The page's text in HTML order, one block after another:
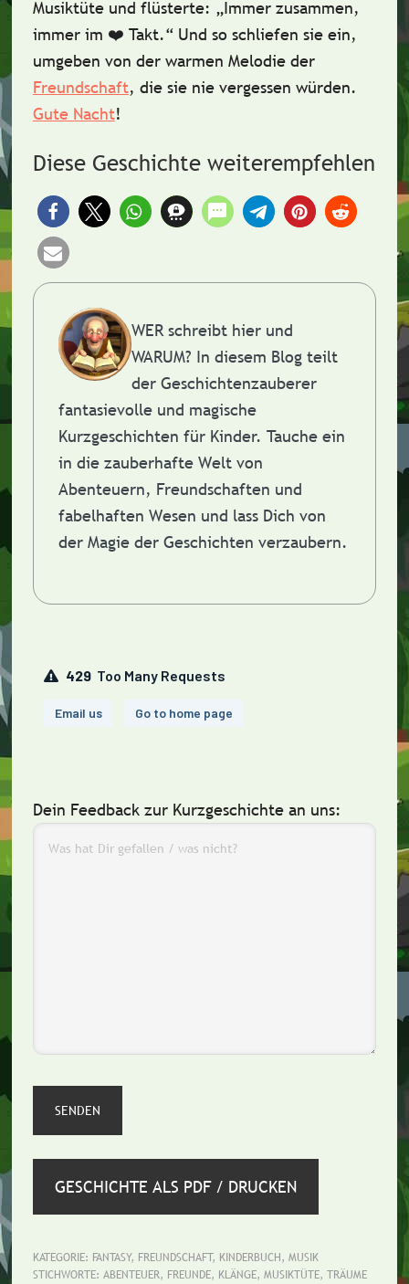
Musiktüte und flüsterte: „Immer zusammen,
immer im ❤️ Takt.“ Und so schliefen sie ein,
umgeben von der warmen Melodie der
Freundschaft, die sie nie vergessen würden.
Gute Nacht!
Diese Geschichte weiterempfehlen
WER schreibt hier und
WARUM? In diesem Blog teilt
der Geschichtenzauberer
fantasievolle und magische
Kurzgeschichten für Kinder. Tauche ein
in die zauberhafte Welt von
Abenteuern, Freundschaften und
fabelhaften Wesen und lass Dich von
der Magie der Geschichten verzaubern.
Dein Feedback zur Kurzgeschichte an uns:
GESCHICHTE ALS PDF / DRUCKEN
KATEGORIE: FANTASY, FREUNDSCHAFT, KINDERBUCH, MUSIK
STICHWORTE: ABENTEUER, FREUNDE, KLÄNGE, MUSIKTÜTE, TRÄUME